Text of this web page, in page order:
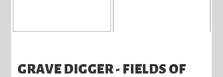
GRAVE DIGGER - FIELDS OF